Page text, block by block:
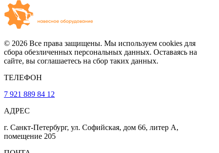
© 2026 Все права защищены. Мы используем cookies для
сбора обезличенных персональных данных. Оставаясь на
сайте, вы соглашаетесь на сбор таких данных.
ТЕЛЕФОН
7 921 889 84 12
АДРЕС
г. Санкт-Петербург, ул. Софийская, дом 66, литер А,
помещение 205